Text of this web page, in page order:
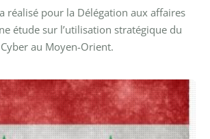
réalisé pour la Délégation aux affaires
étude sur l’utilisation stratégique du
Cyber au Moyen-Orient.